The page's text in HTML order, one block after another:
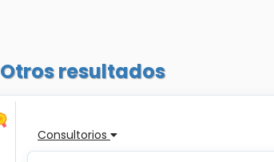
Otros resultados
Consultorios